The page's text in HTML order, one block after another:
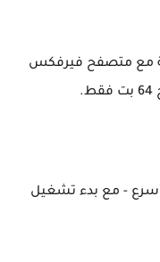
بنسبة 100٪ بالمائة مع متصفح فيرفكس
- مع بدء تشغيل